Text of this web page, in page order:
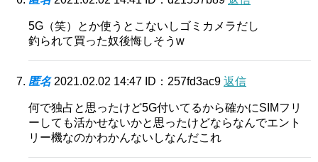
5G（笑）とか使うとこないしゴミカメラだし
釣られて買った奴後悔しそうw
匿名 2021.02.02 14:47 ID：257fd3ac9 返信
何で独占と思ったけど5G付いてるから確かにSIMフリ
ーしても活かせないかと思ったけどならなんでエント
リー機なのかわかんないしなんだこれ